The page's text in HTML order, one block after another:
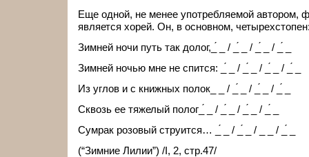
Еще одной, не менее употребляемой автором,
является хорей. Он, в основном,
Зимней ночи путь так долог,_́ _ / _́ _ / _́ _ / _́ _
Зимней ночью мне не спится: _́ _ / _́ _ / _́ _ / _́ _
Из углов и с книжных полок_ _ / _́ _ / _́ _ / _́ _
Сквозь ее тяжелый полог_́ _ / _́ _ / _́ _ / _́ _
Сумрак розовый струится… _́ _ / _́ _ / _ _ / _́ _
(“Зимние Лилии”) /I, 2, стр.47/